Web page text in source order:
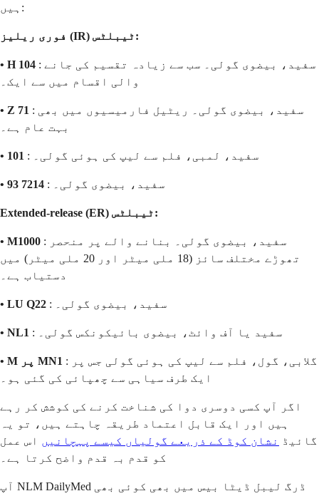
ہیں:
فوری ریلیز (IR) ٹیبلٹس:
• H 104 : سفید، بیضوی گولی۔ سب سے زیادہ تقسیم کی جانے
والی اقسام میں سے ایک۔
• Z 71 : سفید، بیضوی گولی۔ ریٹیل فارمیسیوں میں بھی
بہت عام ہے۔
• 101 : سفید، لمبی، فلم سے لیپ کی ہوئی گولی۔
• 93 7214 : سفید، بیضوی گولی۔
Extended-release (ER) ٹیبلٹس:
• M1000 : سفید، بیضوی گولی۔ بنانے والے پر منحصر
تھوڑے مختلف سائز (18 ملی میٹر اور 20 ملی میٹر) میں
دستیاب ہے۔
• LU Q22 : سفید، بیضوی گولی۔
• NL1 : سفید یا آف وائٹ، بیضوی بائیکونکس گولی۔
• M پر MN1 : گلابی، گول، فلم سے لیپ کی ہوئی گولی جس پر
ایک طرف سیاہی سے چھپائی کی گئی ہو۔
اگر آپ کسی دوسری دوا کی شناخت کرنے کی کوشش کر رہے
ہیں اور ایک قابل اعتماد طریقہ چاہتے ہیں، تو یہ
گائیڈ
نشان کوڈ کے ذریعے گولیاں کیسے پہچانیں اس عمل
کو قدم بہ قدم واضح کرتا ہے۔
آپ NLM DailyMed ڈرگ لیبل ڈیٹا بیس میں بھی کوئی بھی